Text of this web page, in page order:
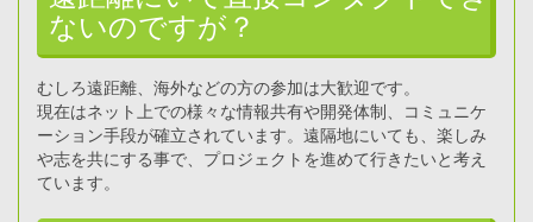
ないのですが？
むしろ遠距離、海外などの方の参加は大歓迎です。
現在はネット上での様々な情報共有や開発体制、コミュニケ
ーション手段が確立されています。遠隔地にいても、楽しみ
や志を共にする事で、プロジェクトを進めて行きたいと考え
ています。